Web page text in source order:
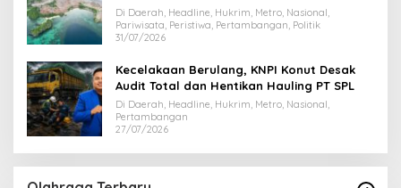
Dispar Sultra
Di Daerah, Headline, Hukrim, Metro, Nasional,
Pariwisata, Peristiwa, Pertambangan, Politik
31/07/2026
Kecelakaan Berulang, KNPI Konut Desak
Audit Total dan Hentikan Hauling PT SPL
Di Daerah, Headline, Hukrim, Metro, Nasional,
Pertambangan
27/07/2026